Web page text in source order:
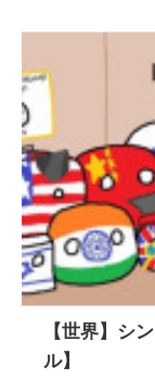
【世界】シ
ル】